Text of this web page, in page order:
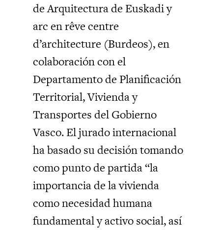
de Arquitectura de Euskadi y
arc en rêve centre
d’architecture (Burdeos), en
colaboración con el
Departamento de Planificación
Territorial, Vivienda y
Transportes del Gobierno
Vasco. El jurado internacional
ha basado su decisión tomando
como punto de partida “la
importancia de la vivienda
como necesidad humana
fundamental y activo social, así